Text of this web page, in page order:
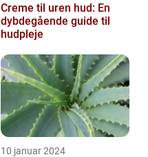
Creme til uren hud: En
dybdegående guide til
hudpleje
10 januar 2024